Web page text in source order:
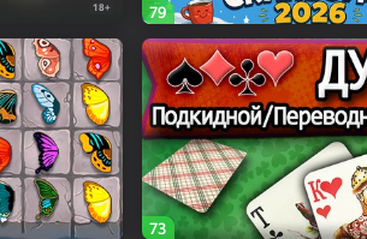
18+ 79
73